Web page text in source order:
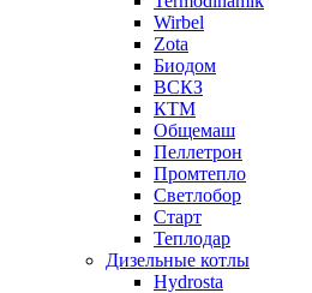
Wirbel
Zota
Биодом
ВСКЗ
КТМ
Общемаш
Пеллетрон
Промтепло
Светлобор
Старт
Теплодар
Дизельные котлы
Hydrosta